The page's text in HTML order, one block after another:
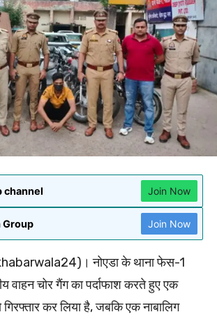
channel Join Now
Group Join Now
नोएडा के थाना फेस-1
वाहन चोर गैंग का पर्दाफाश करते हुए एक
कर लिया है, जबकि एक नाबालिग